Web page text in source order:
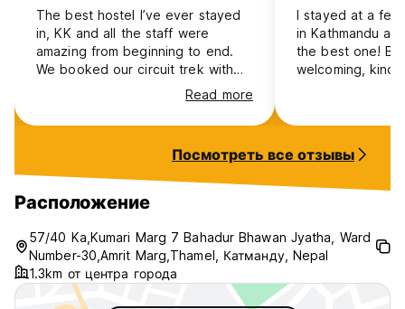
сейфы, телефоны.
- Обслуживание номеров (по желанию)
-Уютный и удобный салон с подушками, на которых
-Экологичная среда – свободная от шума деятельности
-Организация, планирование маршрутов, бронирование
походов, рафтинга, приключенческих мероприятий,
осмотра достопримечательностей, экспедиций и
The best hostel I’ve ever stayed
in, KK and all the staff were
amazing from beginning to end.
We booked our circuit trek with
them and our guide shankar was
incredible. Couldn’t recommend
this place enough.
Read more
I stayed at a
in Kathmandu
the best one!
welcoming, kind,
Everything was
coffee places.
be back again
home!
Посмотреть все отзывы
Расположение
57/40 Ka,Kumari Marg 7 Bahadur Bhawan Jyatha, Ward
Number-30,Amrit Marg,Thamel, Катманду, Nepal
1.3km от центра города